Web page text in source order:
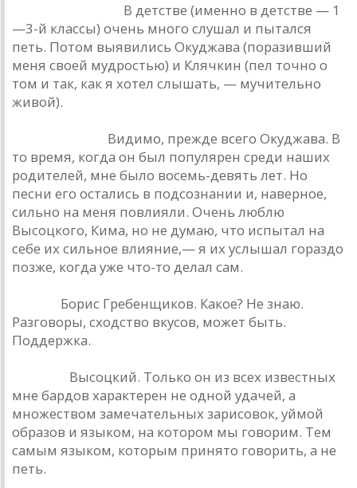
В детстве (именно в детстве — 1
—3-й классы) очень много слушал и пытался
петь. Потом выявились Окуджава (поразивший
меня своей мудростью) и Клячкин (пел точно о
том и так, как я хотел слышать, — мучительно
живой).
Видимо, прежде всего Окуджава. В
то время, когда он был популярен среди наших
родителей, мне было восемь-девять лет. Но
песни его остались в подсознании и, наверное,
сильно на меня повлияли. Очень люблю
Высоцкого, Кима, но не думаю, что испытал на
себе их сильное влияние,— я их услышал гораздо
позже, когда уже что-то делал сам.
Борис Гребенщиков. Какое? Не знаю.
Разговоры, сходство вкусов, может быть.
Поддержка.
Высоцкий. Только он из всех известных
мне бардов характерен не одной удачей, а
множеством замечательных зарисовок, уймой
образов и языком, на котором мы говорим. Тем
самым языком, которым принято говорить, а не
петь.